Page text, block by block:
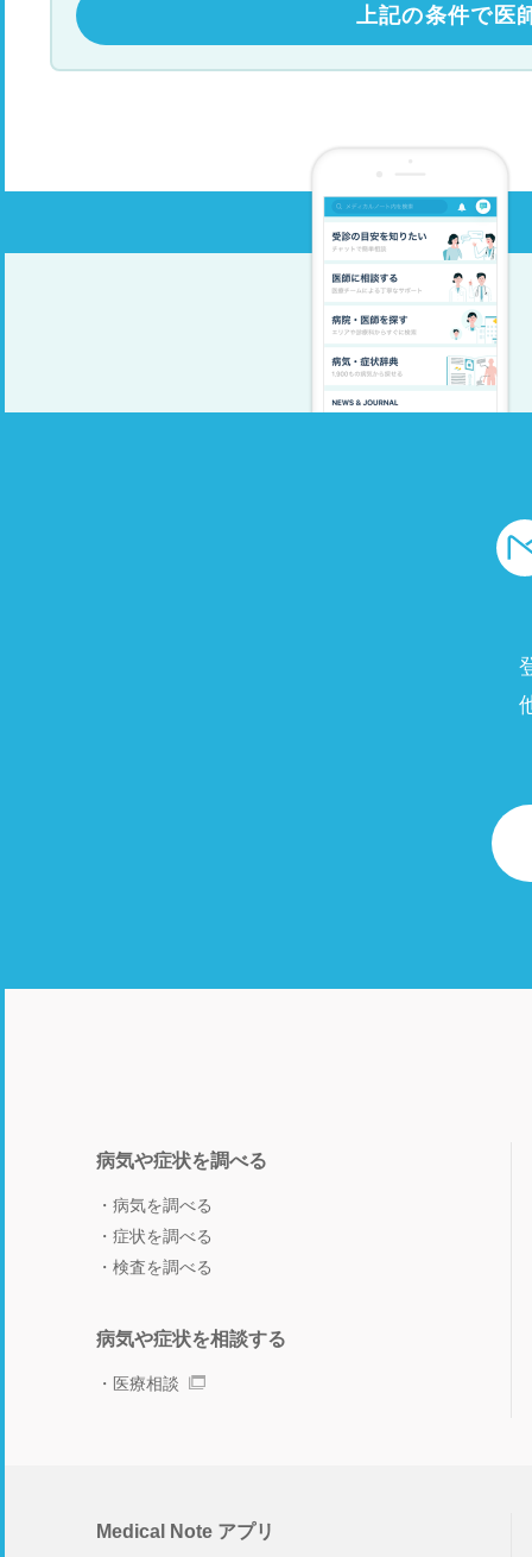
上記の条件で医
病気や症状を調べる
病気を調べる
症状を調べる
検査を調べる
病気や症状を相談する
医療相談
Medical Note アプリ